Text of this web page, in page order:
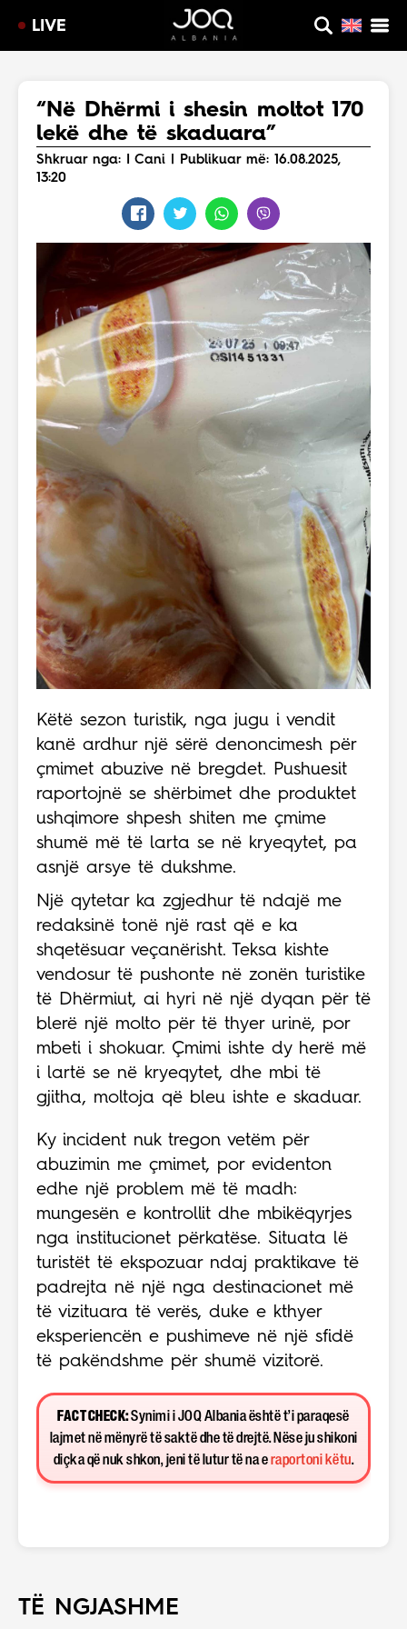
LIVE
“Në Dhërmi i shesin moltot 170
lekë dhe të skaduara”
Shkruar nga: I Cani | Publikuar më: 16.08.2025,
13:20
Këtë sezon turistik, nga jugu i vendit
kanë ardhur një sërë denoncimesh për
çmimet abuzive në bregdet. Pushuesit
raportojnë se shërbimet dhe produktet
ushqimore shpesh shiten me çmime
shumë më të larta se në kryeqytet, pa
asnjë arsye të dukshme.
Një qytetar ka zgjedhur të ndajë me
redaksinë tonë një rast që e ka
shqetësuar veçanërisht. Teksa kishte
vendosur të pushonte në zonën turistike
të Dhërmiut, ai hyri në një dyqan për të
blerë një molto për të thyer urinë, por
mbeti i shokuar. Çmimi ishte dy herë më
i lartë se në kryeqytet, dhe mbi të
gjitha, moltoja që bleu ishte e skaduar.
Ky incident nuk tregon vetëm për
abuzimin me çmimet, por evidenton
edhe një problem më të madh:
mungesën e kontrollit dhe mbikëqyrjes
nga institucionet përkatëse. Situata lë
turistët të ekspozuar ndaj praktikave të
padrejta në një nga destinacionet më
të vizituara të verës, duke e kthyer
eksperiencën e pushimeve në një sfidë
të pakëndshme për shumë vizitorë.
FACT CHECK:Synimi i JOQ Albania është t’i paraqesë
lajmet në mënyrë të saktë dhe të drejtë. Nëse ju shikoni
diçka që nuk shkon, jeni të lutur të na e raportoni këtu.
TË NGJASHME